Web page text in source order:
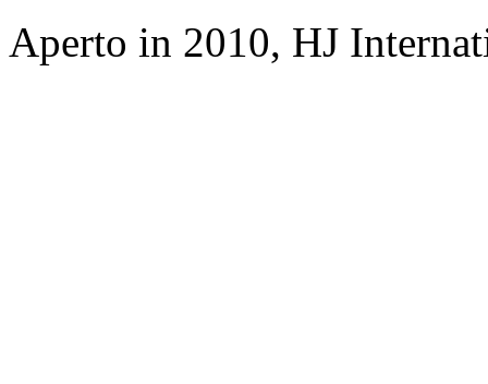
Aperto in 2010, HJ